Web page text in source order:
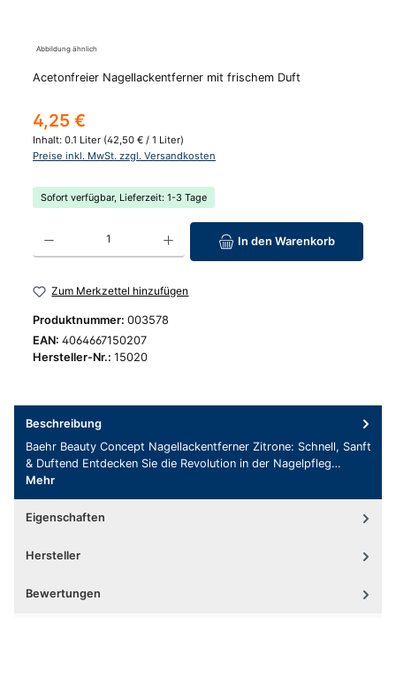
Abbildung ähnlich
Acetonfreier Nagellackentferner mit frischem Duft
Regulärer Preis:
4,25 €
Inhalt: 0.1 Liter (42,50 € / 1 Liter)
Preise inkl. MwSt. zzgl. Versandkosten
Sofort verfügbar, Lieferzeit: 1-3 Tage
Produkt Anzahl: Gib den gewünschten Wert ein oder benutze die
In den Warenkorb
Zum Merkzettel hinzufügen
Produktnummer: 003578
EAN: 4064667150207
Hersteller-Nr.: 15020
Beschreibung
Baehr Beauty Concept Nagellackentferner Zitrone: Schnell, Sanft
& Duftend Entdecken Sie die Revolution in der Nagelpfleg…
Mehr
Eigenschaften
Hersteller
Bewertungen